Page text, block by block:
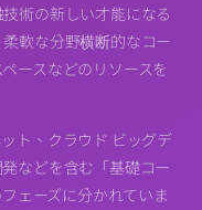
術の新しい才能になる
軟な分野横断的なコー
ースなどのリソースを
ト、クラウド ビッグデ
などを含む「基礎コー
ェーズに分かれていま